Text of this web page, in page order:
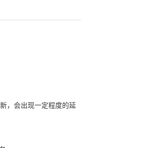
，会出现一定程度的延